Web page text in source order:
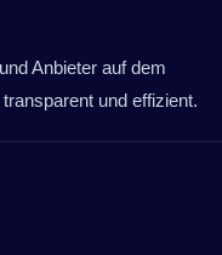
Anbieter auf dem
und effizient.